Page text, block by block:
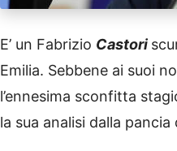
E’ un Fabrizio Castori
Emilia. Sebbene ai suoi
l’ennesima sconfitta
la sua analisi dalla pancia